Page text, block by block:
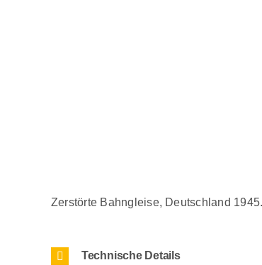
Zerstörte Bahngleise, Deutschland
Technische Details